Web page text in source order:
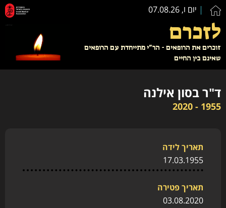
יום ו, 07.08.26
לזכרם
זוכרים את הרופאים - הר"י מתייחדת עם הרופאים
שאינם בין החיים
ד"ר בסון אילנה
1955 - 2020
תאריך לידה
17.03.1955
תאריך פטירה
03.08.2020